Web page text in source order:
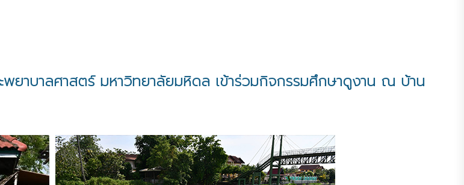
าบาลศาสตร์ มหาวิทยาลัยมหิดล เข้าร่วมกิจกรรมศึกษาดูงาน ณ บ้าน